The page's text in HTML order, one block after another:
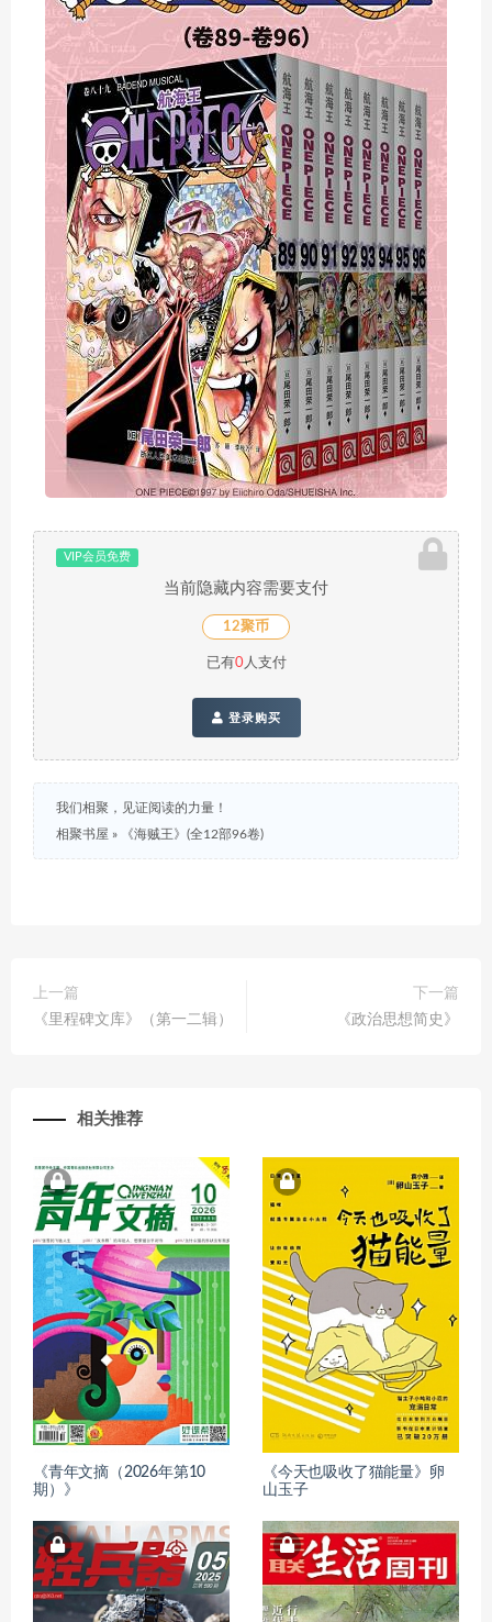
VIP会员免费
当前隐藏内容需要支付
12聚币
已有0人支付
登录购买
我们相聚，见证阅读的力量！
相聚书屋 » 《海贼王》(全12部96卷)
上一篇
《里程碑文库》（第一二辑）
下一篇
《政治思想简史》
相关推荐
《青年文摘（2026年第10
期）》
《今天也吸收了猫能量》卵
山玉子